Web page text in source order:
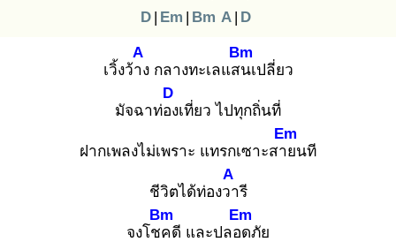
D | Em | Bm A | D
เวิ้งว้าง
A
กลางทะเลแสน
Bm
เปลี่ยว
มัจฉาท่อง
D
เที่ยว ไปทุกถิ่นที่
ฝากเพลงไม่เพราะ แทรกเซาะสาย
Em
นที
ชีวิตได้ท่องวา
A
รี
จงโชค
Bm
ดี และปลอด
Em
ภัย